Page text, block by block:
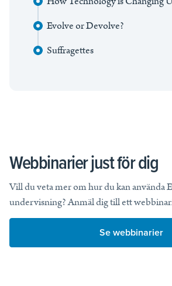
Evolve or Devolve?
Suffragettes
Webbinarier just för dig
Vill du veta mer om hur du kan använda
undervisning? Anmäl dig till ett
Se webbinarier